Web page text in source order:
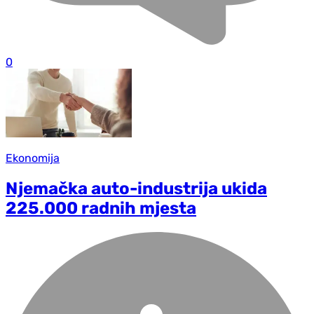
0
Ekonomija
Njemačka auto-industrija ukida
225.000 radnih mjesta